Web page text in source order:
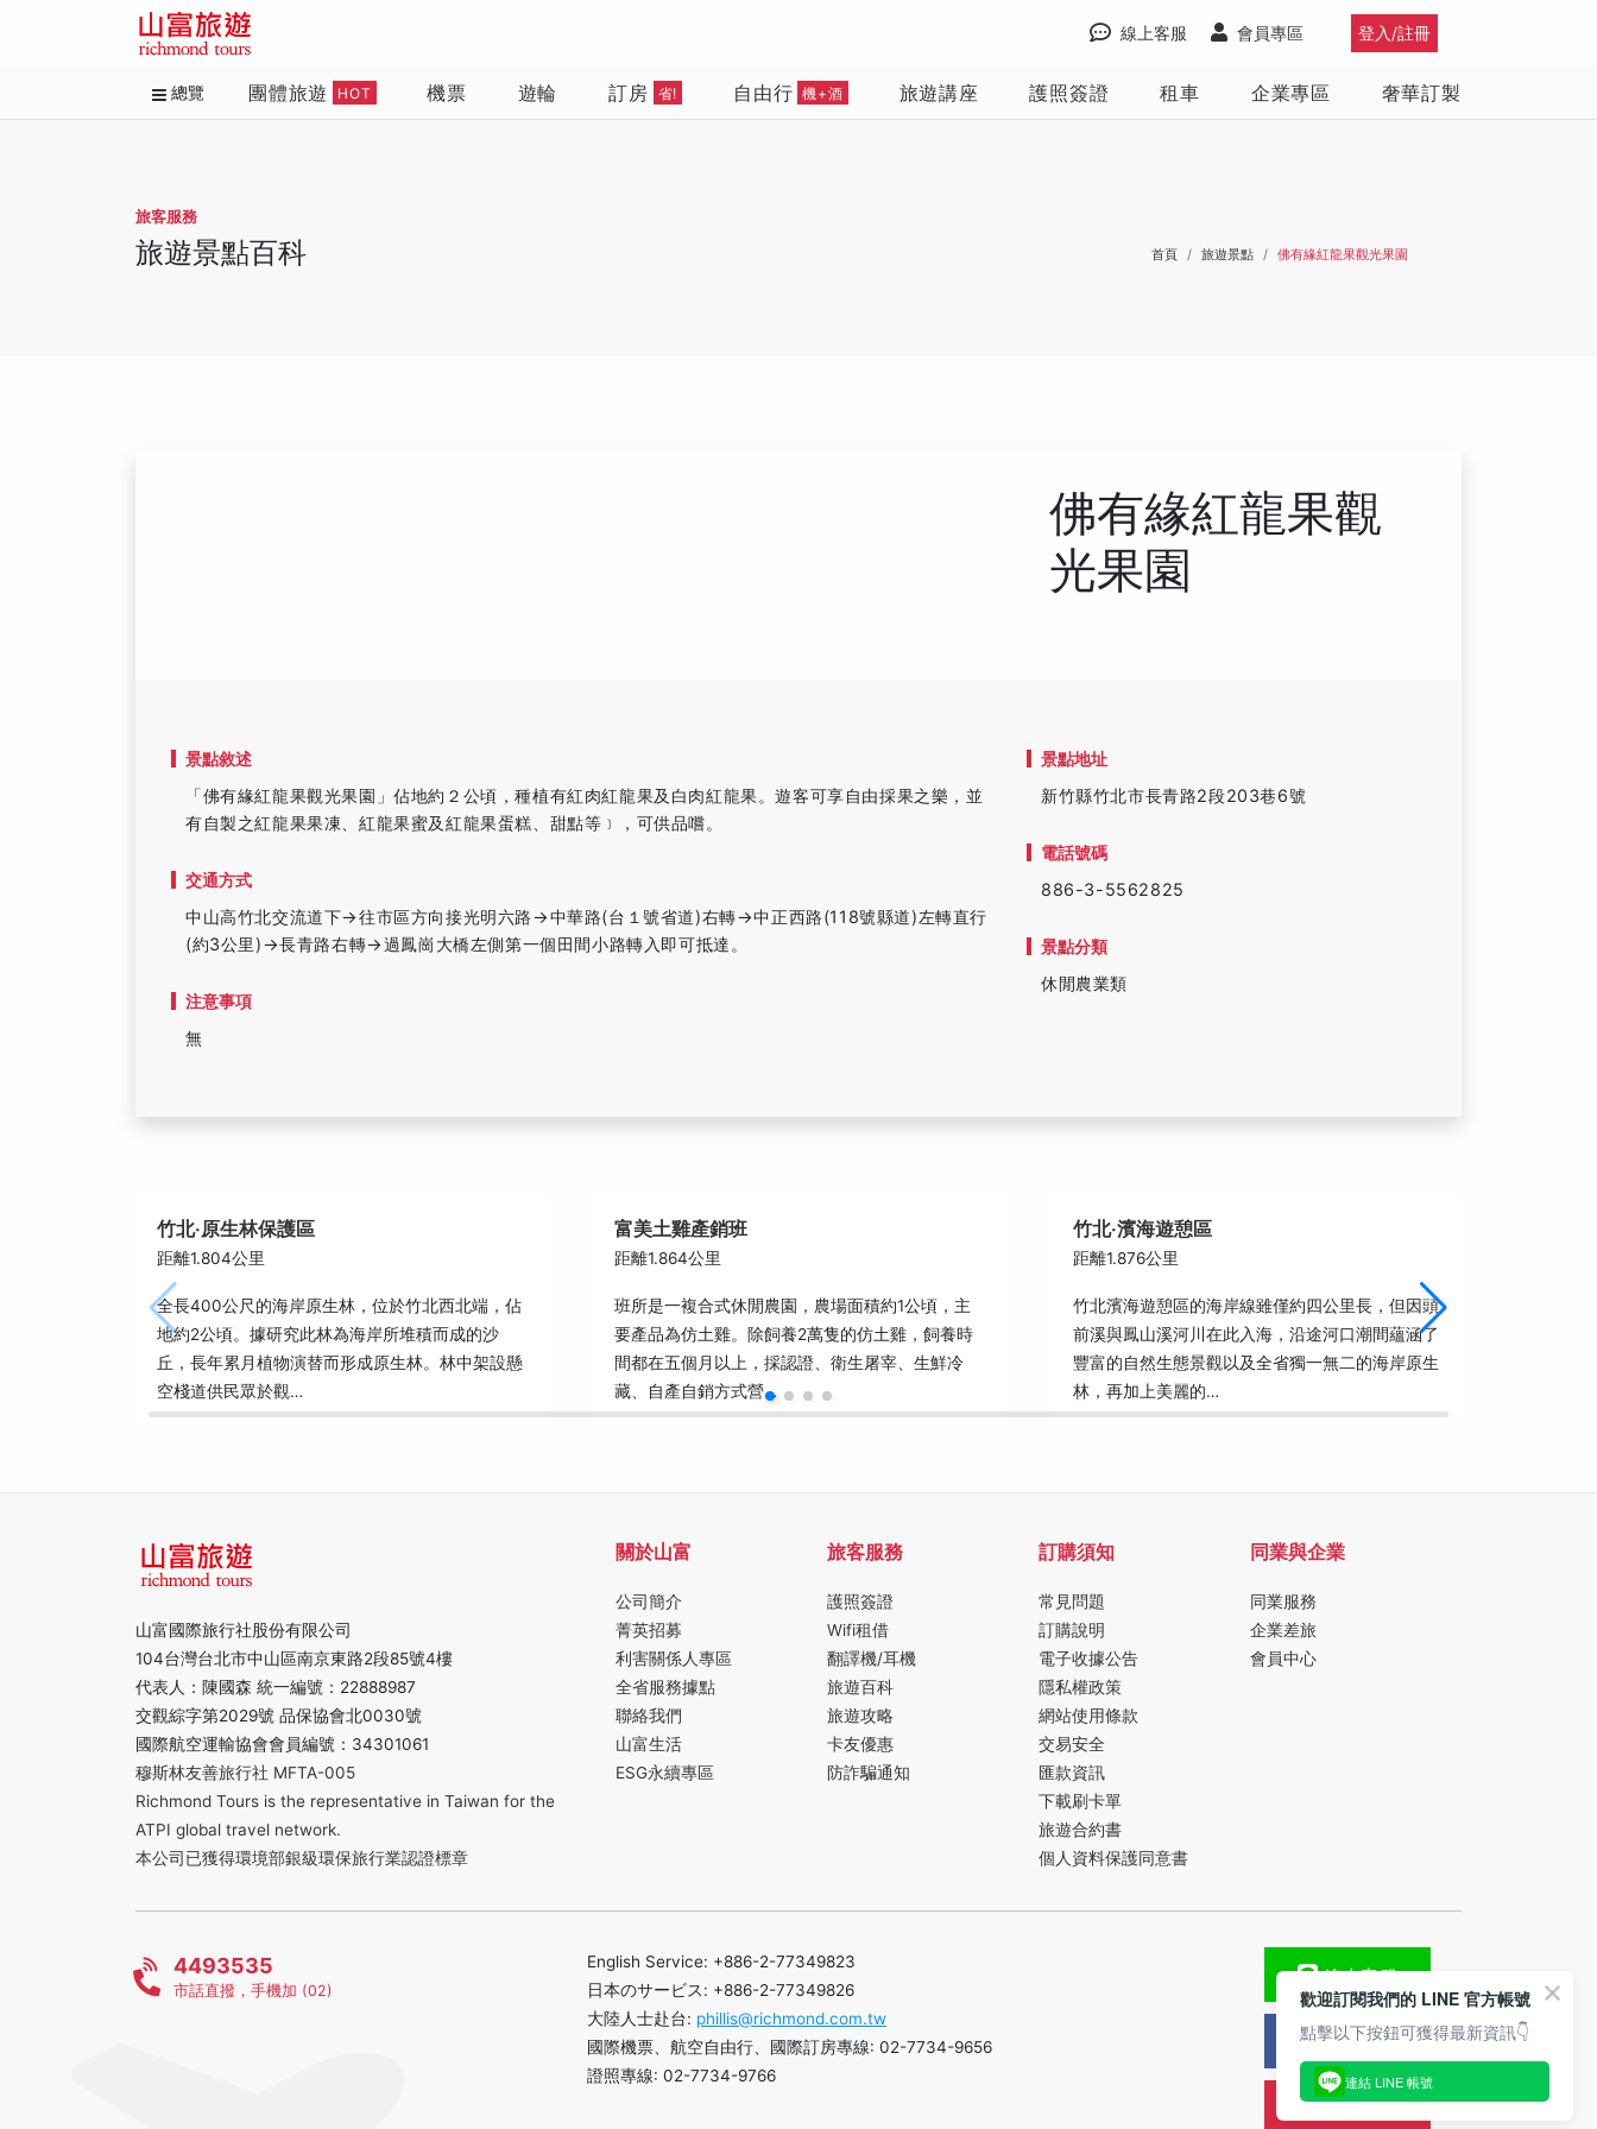
登入/註冊
會員專區
線上客服
總覽 團體旅遊 HOT 機票 遊輪 訂房 省! 自由行 機+酒 旅遊講座 護照簽證 租車 企業專區 奢華訂製
旅客服務
旅遊景點百科 首頁 旅遊景點 佛有緣紅龍果觀光果園
佛有緣紅龍果觀
光果園
景點敘述
「佛有緣紅龍果觀光果園」佔地約２公頃，種植有紅肉紅龍果及白肉紅龍果。遊客可享自由採果之樂，並
有自製之紅龍果果凍、紅龍果蜜及紅龍果蛋糕、甜點等﹞，可供品嚐。
交通方式
中山高竹北交流道下→往市區方向接光明六路→中華路(台１號省道)右轉→中正西路(118號縣道)左轉直行
(約3公里)→長青路右轉→過鳳崗大橋左側第一個田間小路轉入即可抵達。
注意事項
無
景點地址
新竹縣竹北市長青路2段203巷6號
電話號碼
886-3-5562825
景點分類
休閒農業類
竹北‧原生林保護區
距離1.804公里
全長400公尺的海岸原生林，位於竹北西北端，佔
地約2公頃。據研究此林為海岸所堆積而成的沙
丘，長年累月植物演替而形成原生林。林中架設懸
空棧道供民眾於觀…
富美土雞產銷班
距離1.864公里
班所是一複合式休閒農園，農場面積約1公頃，主
要產品為仿土雞。除飼養2萬隻的仿土雞，飼養時
間都在五個月以上，採認證、衛生屠宰、生鮮冷
藏、自產自銷方式營…
竹北‧濱海遊憩區
距離1.876公里
竹北濱海遊憩區的海岸線雖僅約四公里長，但因頭
前溪與鳳山溪河川在此入海，沿途河口潮間蘊涵了
豐富的自然生態景觀以及全省獨一無二的海岸原生
林，再加上美麗的…
山富國際旅行社股份有限公司
104台灣台北市中山區南京東路2段85號4樓
代表人：陳國森 統一編號：22888987
交觀綜字第2029號 品保協會北0030號
國際航空運輸協會會員編號：34301061
穆斯林友善旅行社 MFTA-005
Richmond Tours is the representative in Taiwan for the
ATPI global travel network.
本公司已獲得環境部銀級環保旅行業認證標章
關於山富
公司簡介
菁英招募
利害關係人專區
全省服務據點
聯絡我們
山富生活
ESG永續專區
旅客服務
護照簽證
Wifi租借
翻譯機/耳機
旅遊百科
旅遊攻略
卡友優惠
防詐騙通知
訂購須知
常見問題
訂購說明
電子收據公告
隱私權政策
網站使用條款
交易安全
匯款資訊
下載刷卡單
旅遊合約書
個人資料保護同意書
同業與企業
同業服務
企業差旅
會員中心
4493535
市話直撥，手機加 (02)
English Service: +886-2-77349823
日本のサービス: +886-2-77349826
大陸人士赴台: phillis@richmond.com.tw
國際機票、航空自由行、國際訂房專線: 02-7734-9656
證照專線: 02-7734-9766
線上客服
FB粉絲團
歡迎訂閱我們的 LINE 官方帳號
點擊以下按鈕可獲得最新資訊👇
連結 LINE 帳號